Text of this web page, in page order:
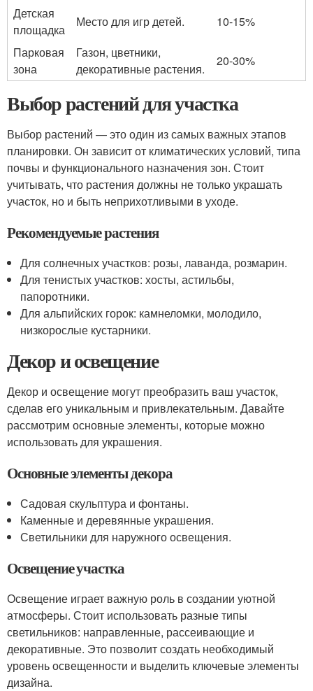
Детская
площадка
Место для игр детей.
10-15%
Парковая
зона
Газон, цветники,
декоративные растения.
20-30%
Выбор растений для участка
Выбор растений — это один из самых важных этапов
планировки. Он зависит от климатических условий, типа
почвы и функционального назначения зон. Стоит
учитывать, что растения должны не только украшать
участок, но и быть неприхотливыми в уходе.
Рекомендуемые растения
Для солнечных участков: розы, лаванда, розмарин.
Для тенистых участков: хосты, астильбы,
папоротники.
Для альпийских горок: камнеломки, молодило,
низкорослые кустарники.
Декор и освещение
Декор и освещение могут преобразить ваш участок,
сделав его уникальным и привлекательным. Давайте
рассмотрим основные элементы, которые можно
использовать для украшения.
Основные элементы декора
Садовая скульптура и фонтаны.
Каменные и деревянные украшения.
Светильники для наружного освещения.
Освещение участка
Освещение играет важную роль в создании уютной
атмосферы. Стоит использовать разные типы
светильников: направленные, рассеивающие и
декоративные. Это позволит создать необходимый
уровень освещенности и выделить ключевые элементы
дизайна.